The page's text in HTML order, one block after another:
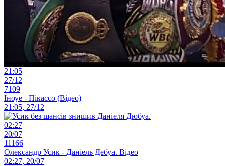
21:05
27/12
7109
Іноуе - Пікассо (Відео)
21:05, 27/12
02:27
20/07
11166
Олександр Усик - Даніель Дебуа. Відео
02:27, 20/07